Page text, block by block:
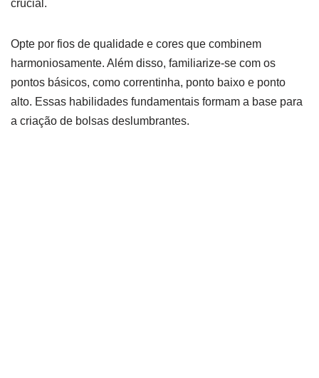
crucial.
Opte por fios de qualidade e cores que combinem
harmoniosamente. Além disso, familiarize-se com os
pontos básicos, como correntinha, ponto baixo e ponto
alto. Essas habilidades fundamentais formam a base para
a criação de bolsas deslumbrantes.